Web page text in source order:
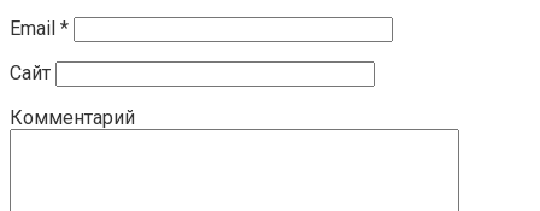
Email *
Сайт
Комментарий